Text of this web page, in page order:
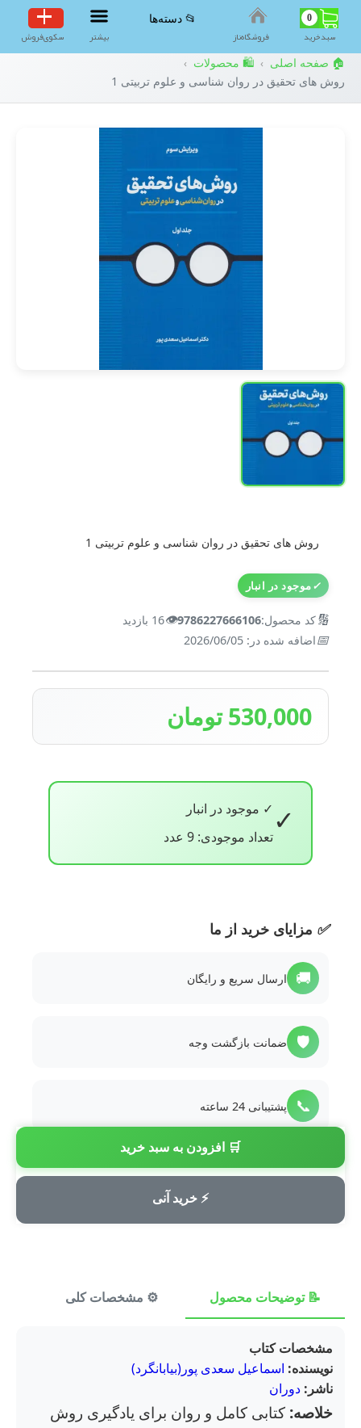
0
سبد‌خرید فروشگاه‌ناز
📂 دسته‌ها
بیشتر سکوی‌فروش
🏠 صفحه اصلی › 🛍️ محصولات ›
روش های تحقیق در روان شناسی و علوم تربیتی 1
روش های تحقیق در روان شناسی و علوم تربیتی 1
✓موجود در انبار
🔢کد محصول:9786227666106
👁️16 بازدید
📅اضافه شده در: 2026/06/05
530,000 تومان
✓ ✓ موجود در انبار
تعداد موجودی: 9 عدد
🛒 افزودن به سبد خرید
⚡ خرید آنی
✅ مزایای خرید از ما
🚚 ارسال سریع و رایگان
🛡️ ضمانت بازگشت وجه
📞 پشتیبانی 24 ساعته
💳 پرداخت امن
📝 توضیحات محصول ⚙️ مشخصات کلی
مشخصات کتاب
نویسنده: اسماعیل سعدی پور(بیابانگرد)
ناشر: دوران
خلاصه: کتابی کامل و روان برای یادگیری روش